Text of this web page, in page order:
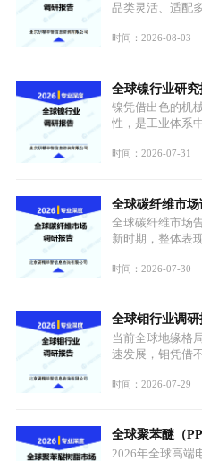
品类灵活、适配
型，叠加消费需
特点，在消费、
具备强劲的发展
时间：2026-08-03
全球镍行业研究
镍凭借出色的机
性，是工业体系
用价值难以被替
型为新能源核心
资源与产能、中
迭代、再生镍加
时间：2026-07-31
全球碳纤维市
全球碳纤维市场
新时期，整体表
持续扩张；另一
体规模扩张，高
大独立增长体系
时间：2026-07-30
全球钼行业调研
当前全球地缘格
速发展，钼凭借
需格局重构、价
贯穿传统工业、
产业，成为现代
时间：2026-07-29
全球聚苯醚（
2026年全球高端